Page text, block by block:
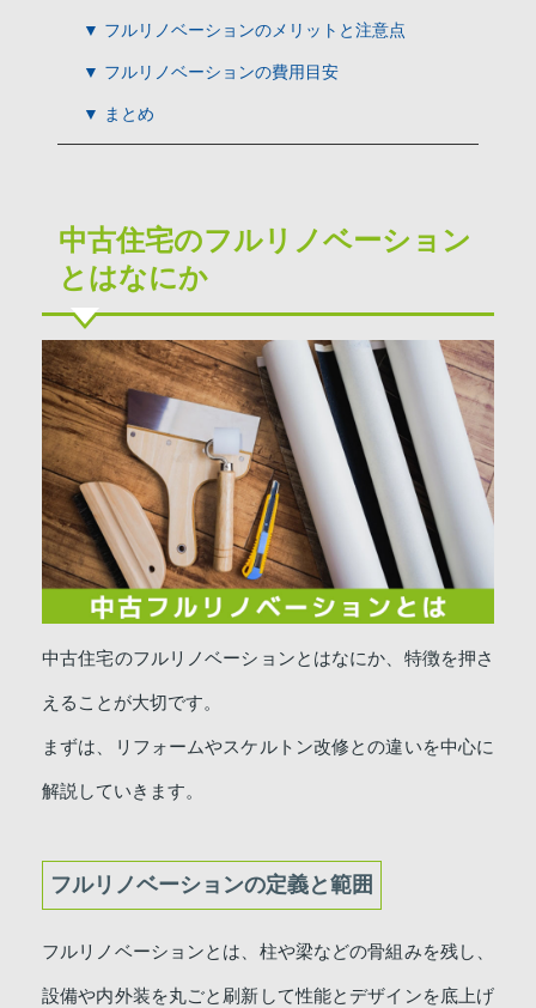
▼ フルリノベーションのメリットと注意点
▼ フルリノベーションの費用目安
▼ まとめ
中古住宅のフルリノベーション
とはなにか
中古住宅のフルリノベーションとはなにか、特徴を押さ
えることが大切です。
まずは、リフォームやスケルトン改修との違いを中心に
解説していきます。
フルリノベーションの定義と範囲
フルリノベーションとは、柱や梁などの骨組みを残し、
設備や内外装を丸ごと刷新して性能とデザインを底上げ